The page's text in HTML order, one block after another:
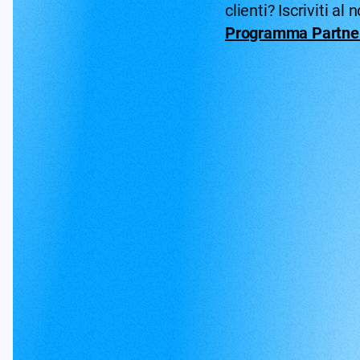
clienti? Iscriviti al
Programma